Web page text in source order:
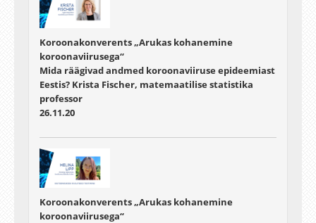
Koroonakonverents „Arukas kohanemine
koroonaviirusega“
Mida räägivad andmed koroonaviiruse epideemiast
Eestis? Krista Fischer, matemaatilise statistika
professor
26.11.20
Koroonakonverents „Arukas kohanemine
koroonaviirusega“